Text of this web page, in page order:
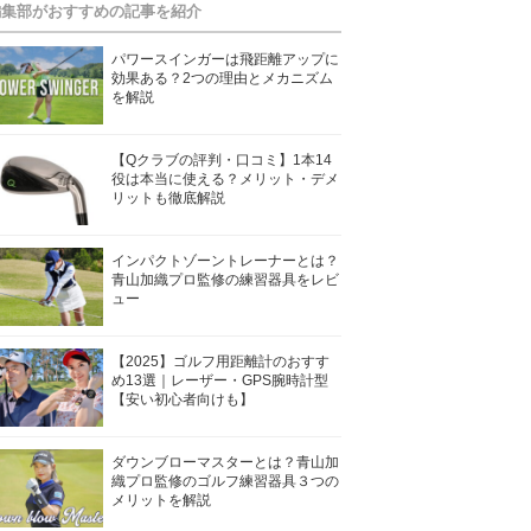
部がおすすめの記事を紹介
パワースインガーは飛距離アップに
効果ある？2つの理由とメカニズム
を解説
【Qクラブの評判・口コミ】1本14
役は本当に使える？メリット・デメ
リットも徹底解説
インパクトゾーントレーナーとは？
青山加織プロ監修の練習器具をレビ
ュー
【2025】ゴルフ用距離計のおすす
め13選｜レーザー・GPS腕時計型
【安い初心者向けも】
ダウンブローマスターとは？青山加
織プロ監修のゴルフ練習器具３つの
メリットを解説